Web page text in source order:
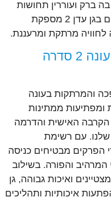
ברק ועוררין תחושות
עמוקות. כך, רשימת השחקנים בגן עדן 2 מספקת
מרתקת ומרעננת.
תקצירי פרקים גן עדן עונה 2 סדרה
והמרתקות בעונה
ממתינות
האישית והדרמה
עם רשימת
הפרקים מבטיחים כניסה
והפורה. בשילוב
ואיכות גבוהה, גן
איכותיות ותהליכים